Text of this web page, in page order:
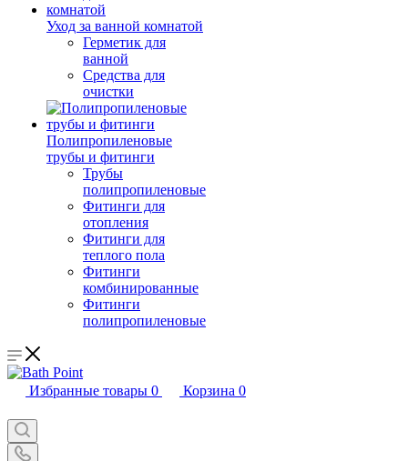
Уход за ванной комнатой
Герметик для
ванной
Средства для
очистки
Полипропиленовые
трубы и фитинги
Трубы
полипропиленовые
Фитинги для
отопления
Фитинги для
теплого пола
Фитинги
комбинированные
Фитинги
полипропиленовые
Избранные товары 0 Корзина 0